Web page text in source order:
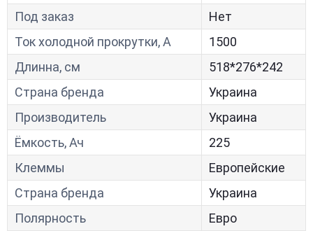
Под заказ
Нет
Ток холодной прокрутки, A
1500
Длинна, см
518*276*242
Страна бренда
Украина
Производитель
Украина
Ёмкость, Ач
225
Клеммы
Европейские
Страна бренда
Украина
Полярность
Евро